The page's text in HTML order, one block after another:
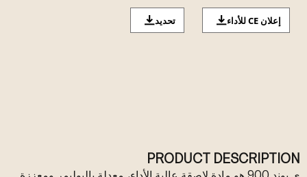
إعلان CE للأداء تحديد
PRODUCT DESCRIPTION